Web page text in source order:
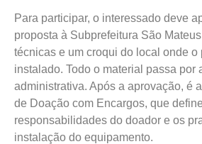
Para participar, o interessado deve
proposta à Subprefeitura São
técnicas e um croqui do local onde o
instalado. Todo o material passa por
administrativa. Após a aprovação, é
de Doação com Encargos, que
responsabilidades do doador e os
instalação do equipamento.